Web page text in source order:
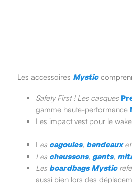
Les accessoires Mystic
Safety First ! Les casques
gamme haute-performance
Les impact vest pour le
L es cagoules, bandeauxet
Les chaussons, gants,
Les boardbags Mystic
aussi bien lors des